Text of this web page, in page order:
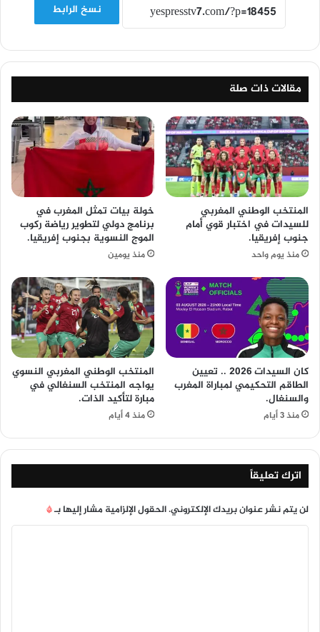
نسخ الرابط
مقالات ذات صلة
المنتخب الوطني المغربي
للسيدات في اختبار قوي أمام
جنوب إفريقيا.
منذ يوم واحد
خولة بيات تمثل المغرب في
برنامج دولي لتطوير رياضة ركوب
الموج النسوية بجنوب إفريقيا.
منذ يومين
كان السيدات 2026 .. تعيين
الطاقم التحكيمي لمباراة المغرب
والسنغال.
منذ 3 أيام
المنتخب الوطني المغربي النسوي
يواجه المنتخب السنغالي في
مبارة لتأكيد الذات.
منذ 4 أيام
اترك تعليقاً
لن يتم نشر عنوان بريدك الإلكتروني.الحقول الإلزامية مشار إليها بـ*